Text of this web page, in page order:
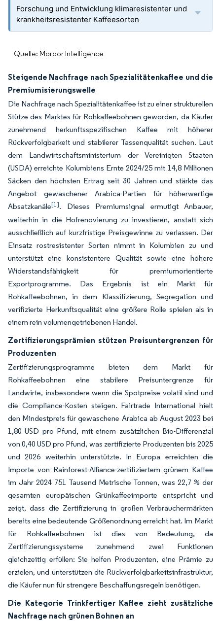
Forschung und Entwicklung klimaresistenter und
krankheitsresistenter Kaffeesorten
Quelle: Mordor Intelligence
Steigende Nachfrage nach Spezialitätenkaffee und die
Premiumisierungswelle
Die Nachfrage nach Spezialitätenkaffee ist zu einer strukturellen
Stütze des Marktes für Rohkaffeebohnen geworden, da Käufer
zunehmend herkunftsspezifischen Kaffee mit höherer
Rückverfolgbarkeit und stabilerer Tassenqualität suchen. Laut
dem Landwirtschaftsministerium der Vereinigten Staaten
(USDA) erreichte Kolumbiens Ernte 2024/25 mit 14,8 Millionen
Säcken den höchsten Ertrag seit 30 Jahren und stärkte das
Angebot gewaschener Arabica-Partien für höherwertige
Absatzkanäle[1]. Dieses Premiumsignal ermutigt Anbauer,
weiterhin in die Hofrenovierung zu investieren, anstatt sich
ausschließlich auf kurzfristige Preisgewinne zu verlassen. Der
Einsatz rostresistenter Sorten nimmt in Kolumbien zu und
unterstützt eine konsistentere Qualität sowie eine höhere
Widerstandsfähigkeit für premiumorientierte
Exportprogramme. Das Ergebnis ist ein Markt für
Rohkaffeebohnen, in dem Klassifizierung, Segregation und
verifizierte Herkunftsqualität eine größere Rolle spielen als in
einem rein volumengetriebenen Handel.
Zertifizierungsprämien stützen Preisuntergrenzen für
Produzenten
Zertifizierungsprogramme bieten dem Markt für
Rohkaffeebohnen eine stabilere Preisuntergrenze für
Landwirte, insbesondere wenn die Spotpreise volatil sind und
die Compliance-Kosten steigen. Fairtrade International hielt
den Mindestpreis für gewaschene Arabica ab August 2023 bei
1,80 USD pro Pfund, mit einem zusätzlichen Bio-Differenzial
von 0,40 USD pro Pfund, was zertifizierte Produzenten bis 2025
und 2026 weiterhin unterstützte. In Europa erreichten die
Importe von Rainforest-Alliance-zertifiziertem grünem Kaffee
im Jahr 2024 751 Tausend Metrische Tonnen, was 22,7 % der
gesamten europäischen Grünkaffeeimporte entspricht und
zeigt, dass die Zertifizierung in großen Verbrauchermärkten
bereits eine bedeutende Größenordnung erreicht hat. Im Markt
für Rohkaffeebohnen ist dies von Bedeutung, da
Zertifizierungssysteme zunehmend zwei Funktionen
gleichzeitig erfüllen: Sie helfen Produzenten, eine Prämie zu
erzielen, und unterstützen die Rückverfolgbarkeitsinfrastruktur,
die Käufer nun für strengere Beschaffungsregeln benötigen.
Die Kategorie Trinkfertiger Kaffee zieht zusätzliche
Nachfrage nach grünen Bohnen an